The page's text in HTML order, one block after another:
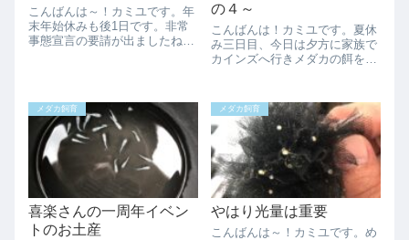
こんばんは～！カミユです。年
末年始休みも後1日です。非常
事態宣言の要請が出ましたね。
国民主権を強く保護しているか
らと言ってもある程度の制限し
ないと意味ないで...
の４～
こんばんは！カミユです。夏休
み三日目、今日は夕方に家族で
カインズへ行きメダカの餌を物
す、、、また、今日もメダカ飼
育の基本の続きです。メダカ飼
育の基本 ～その４～底床我が
家はベアタンクと言って...
メダカ飼育
喜楽さんの一周年イベン
トのお土産
メダカ飼育
やはり光量は重要
こんばんは～！カミユです。め